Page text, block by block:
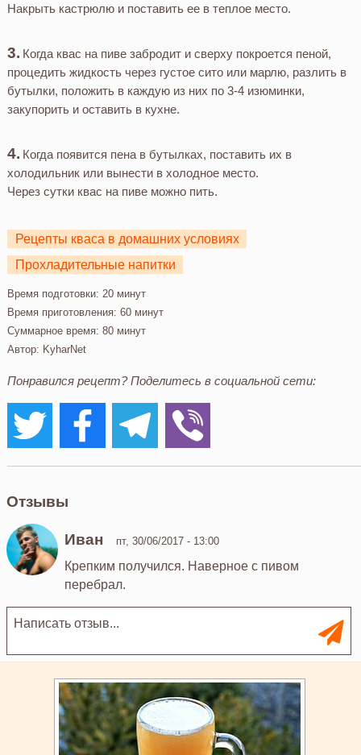
Накрыть кастрюлю и поставить ее в теплое место.
Когда квас на пиве забродит и сверху покроется пеной,
процедить жидкость через густое сито или марлю, разлить в
бутылки, положить в каждую из них по 3-4 изюминки,
закупорить и оставить в кухне.
Когда появится пена в бутылках, поставить их в
холодильник или вынести в холодное место.
Через сутки квас на пиве можно пить.
Рецепты кваса в домашних условиях
Прохладительные напитки
Время подготовки: 20 минут
Время приготовления: 60 минут
Суммарное время: 80 минут
Автор: KyharNet
Понравился рецепт? Поделитесь в социальной сети:
Отзывы
Иван пт, 30/06/2017 - 13:00
Крепким получился. Наверное с пивом
перебрал.